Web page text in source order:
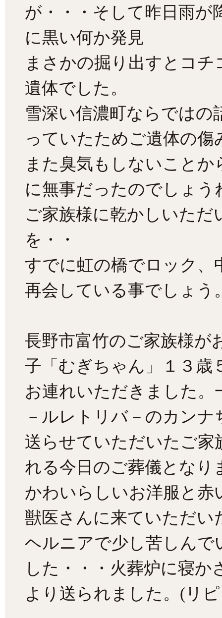
が・・・そして昨日雨が
に黒い何か発見
まさかの掘り出すとコ
遺体でした。
雪深い信濃町ならではの
っていたためご遺体の傷
また臭気もしないこと
に無事だったのでしょう
ご家族様に乾かしいた
を・・
すでに虹の橋でロック、
再会している事でしょう
長野市富竹のご家族様が
子「むぎちゃん」１３歳
お連れいただきました
－ルレトリバ－のカンナ
送らせていただいたご家
れる今日のご葬儀となり
かわいらしいお洋服と
獣医さんに来ていただい
ヘルニアで少し苦しんで
した・・・火葬炉に寝
より送られました。(リ